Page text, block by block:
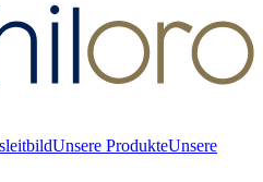
Unsere ProdukteUnsere